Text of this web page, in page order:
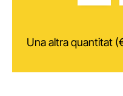
Una altra quantitat